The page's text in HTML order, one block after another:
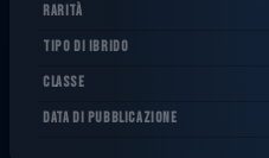
RARITÀ
TIPO DI IBRIDO
CLASSE
DATA DI PUBBLICAZIONE